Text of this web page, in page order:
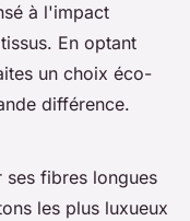
à l'impact
En optant
un choix éco-
différence.
fibres longues
les plus luxueux